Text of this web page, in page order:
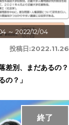
～ 2022/12/04
投稿日:2022.11.26
差別、まだあるの？
の？」
終了